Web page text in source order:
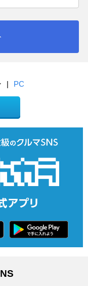
| PC